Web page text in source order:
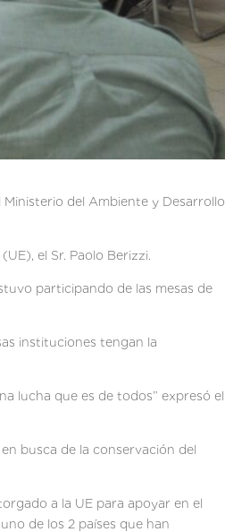
Ministerio del Ambiente y Desarrollo
el Sr. Paolo Berizzi.
participando de las mesas de
instituciones tengan la
lucha que es de todos” expresó el
busca de la conservación del
a la UE para apoyar en el
de los 2 países que han